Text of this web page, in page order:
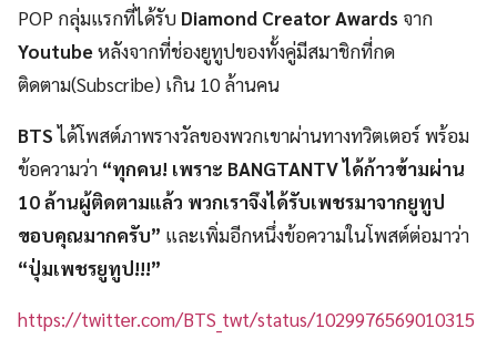
POP กลุ่มแรกที่ได้รับ Diamond Creator Awards จาก
Youtubeหลังจากที่ช่องยูทูปของทั้งคู่มีสมาชิกที่กด
ติดตาม(Subscribe) เกิน 10 ล้านคน
BTSได้โพสต์ภาพรางวัลของพวกเขาผ่านทางทวิตเตอร์ พร้อม
ข้อความว่า “ทุกคน! เพราะ BANGTANTV ได้ก้าวข้ามผ่าน
10 ล้านผู้ติดตามแล้ว พวกเราจึงได้รับเพชรมาจากยูทูป
ขอบคุณมากครับ” และเพิ่มอีกหนึ่งข้อความในโพสต์ต่อมาว่า
“ปุ่มเพชรยูทูป!!!”
https://twitter.com/BTS_twt/status/1029976569010315